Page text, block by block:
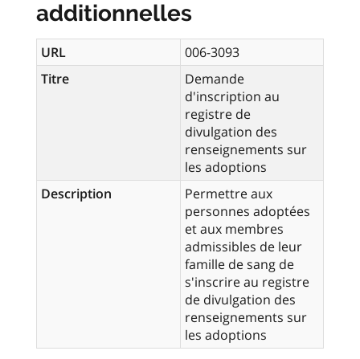
additionnelles
URL
006-3093
Titre
Demande
d'inscription au
registre de
divulgation des
renseignements sur
les adoptions
Description
Permettre aux
personnes adoptées
et aux membres
admissibles de leur
famille de sang de
s'inscrire au registre
de divulgation des
renseignements sur
les adoptions